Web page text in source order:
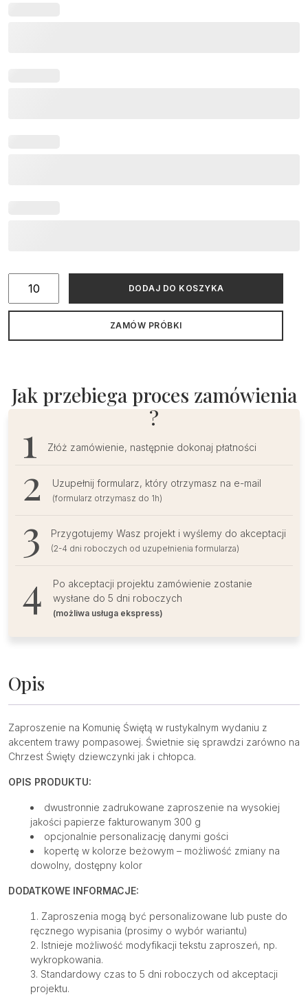
ilość
na
pampasową
DODAJ DO KOSZYKA
ZAMÓW PRÓBKI
Jak przebiega proces zamówienia
?
Złóż zamówienie, następnie dokonaj płatności
Uzupełnij formularz, który otrzymasz na e-mail
(formularz otrzymasz do 1h)
Przygotujemy Wasz projekt i wyślemy do akceptacji
(2-4 dni roboczych od uzupełnienia formularza)
Po akceptacji projektu zamówienie zostanie
wysłane do 5 dni roboczych
(możliwa usługa ekspress)
Opis
Zaproszenie na Komunię Świętą w rustykalnym wydaniu z
akcentem trawy pompasowej. Świetnie się sprawdzi zarówno na
Chrzest Święty dziewczynki jak i chłopca.
OPIS PRODUKTU:
dwustronnie zadrukowane zaproszenie na wysokiej
jakości papierze fakturowanym 300 g
opcjonalnie personalizację danymi gości
kopertę w kolorze beżowym – możliwość zmiany na
dowolny, dostępny kolor
DODATKOWE INFORMACJE:
Zaproszenia mogą być personalizowane lub puste do
ręcznego wypisania (prosimy o wybór wariantu)
Istnieje możliwość modyfikacji tekstu zaproszeń, np.
wykropkowania.
Standardowy czas to 5 dni roboczych od akceptacji
projektu.